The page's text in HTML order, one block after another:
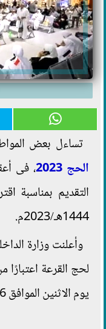
تساءل بعض
الحج 2023
، فى
التقديم بمناسبة
1444هـ/2023م.
وأعلنت وزارة
يوم الاثنين الموافق 6 /3 /2023م.